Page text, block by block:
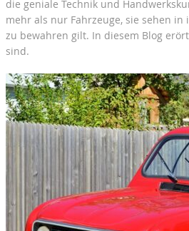
die geniale Technik und
mehr als nur Fahrzeuge, sie sehen
zu bewahren gilt. In diesem Blog
sind.